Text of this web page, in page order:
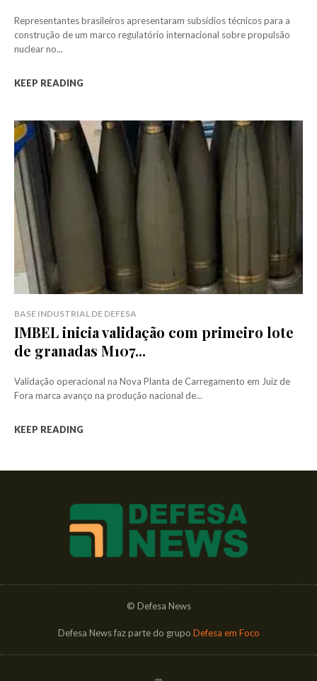
Representantes brasileiros apresentaram subsídios técnicos para a
construção de um marco regulatório internacional sobre propulsão
nuclear no...
KEEP READING
BASE INDUSTRIAL DE DEFESA
IMBEL inicia validação com primeiro lote
de granadas M107...
Validação operacional na Nova Planta de Carregamento em Juiz de
Fora marca avanço na produção nacional de...
KEEP READING
© Defesa News
Defesa News faz parte do grupo Defesa em Foco